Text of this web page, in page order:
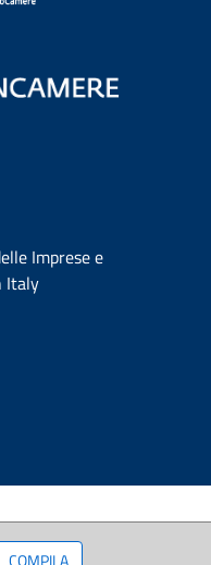
COMPILA
Imprese e
Italy